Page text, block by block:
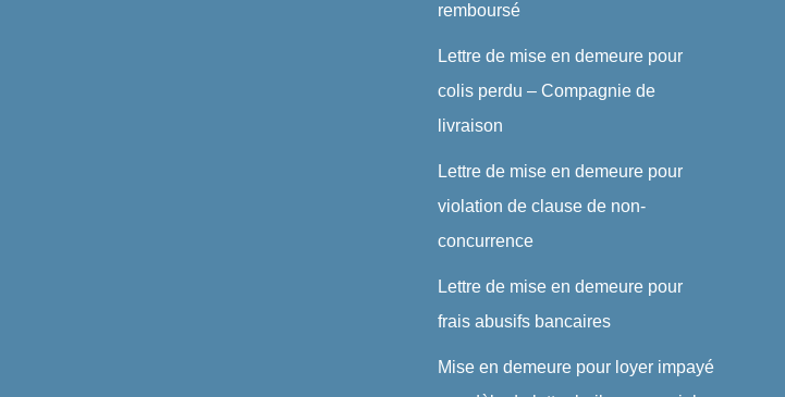
remboursé
Lettre de mise en demeure pour
colis perdu – Compagnie de
livraison
Lettre de mise en demeure pour
violation de clause de non-
concurrence
Lettre de mise en demeure pour
frais abusifs bancaires
Mise en demeure pour loyer impayé